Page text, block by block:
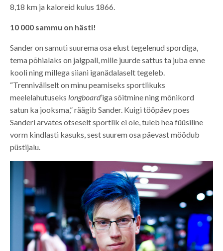
8,18 km ja kaloreid kulus 1866.
10 000 sammu on hästi!
Sander on samuti suurema osa elust tegelenud spordiga,
tema põhialaks on jalgpall, mille juurde sattus ta juba enne
kooli ning millega siiani iganädalaselt tegeleb.
“Trenniväliselt on minu peamiseks sportlikuks
meelelahutuseks longboard’iga sõitmine ning mõnikord
satun ka jooksma,” räägib Sander. Kuigi tööpäev poes
Sanderi arvates otseselt sportlik ei ole, tuleb hea füüsiline
vorm kindlasti kasuks, sest suurem osa päevast möödub
püstijalu.